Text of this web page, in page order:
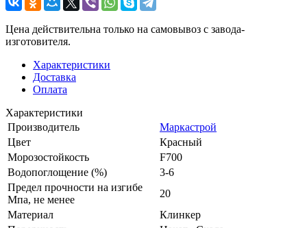
Цена действительна только на самовывоз с завода-
изготовителя.
Характеристики
Доставка
Оплата
Характеристики
Производитель
Маркастрой
Цвет
Красный
Морозостойкость
F700
Водопоглощение (%)
3-6
Предел прочности на изгибе
Мпа, не менее
20
Материал
Клинкер